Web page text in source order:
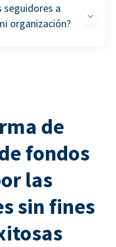
seguidores a
organización?
de
fondos
las
sin fines